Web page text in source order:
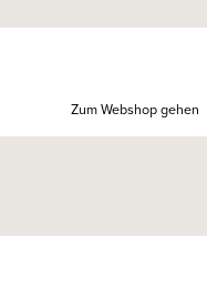
Zum Webshop gehen